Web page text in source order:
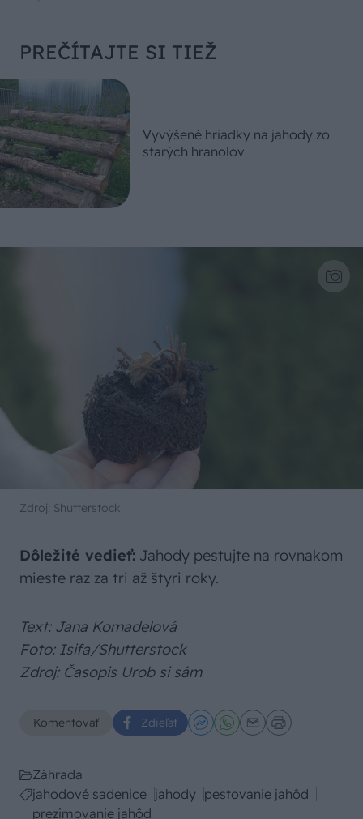
PREČÍTAJTE SI TIEŽ
Vyvýšené hriadky na jahody zo
starých hranolov
Zdroj: Shutterstock
Dôležité vedieť: Jahody pestujte na rovnakom
mieste raz za tri až štyri roky.
Text: Jana Komadelová
Foto: Isifa/Shutterstock
Zdroj: Časopis Urob si sám
Komentovať Zdieľať
Záhrada
jahodové sadenice jahody pestovanie jahôd
prezimovanie jahôd